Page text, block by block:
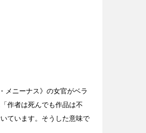
メニーナス》の女官がベラ
作者は死んでも作品は不
ています。そうした意味で